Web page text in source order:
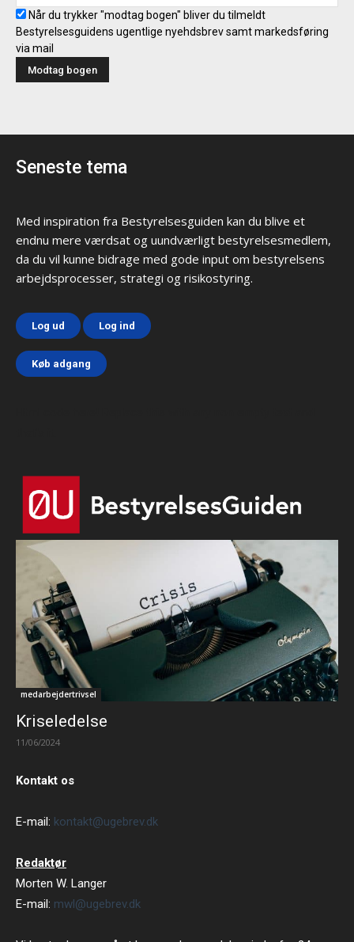
Når du trykker "modtag bogen" bliver du tilmeldt
Bestyrelsesguidens ugentlige nyehdsbrev samt markedsføring
via mail
Seneste tema
Med inspiration fra Bestyrelsesguiden kan du blive et
endnu mere værdsat og uundværligt bestyrelsesmedlem,
da du vil kunne bidrage med gode input om bestyrelsens
arbejdsprocesser, strategi og risikostyring.
Log ud Log ind
Køb adgang
medarbejdertrivsel
Kriseledelse
11/06/2024
Kontakt os
E-mail: kontakt@ugebrev.dk
Redaktør
Morten W. Langer
E-mail: mwl@ugebrev.dk